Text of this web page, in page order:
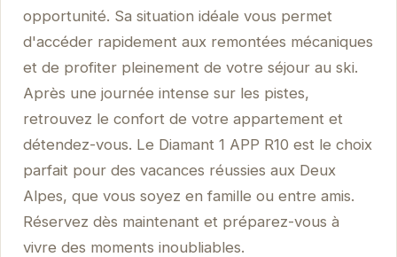
opportunité. Sa situation idéale vous permet
d'accéder rapidement aux remontées mécaniques
et de profiter pleinement de votre séjour au ski.
Après une journée intense sur les pistes,
retrouvez le confort de votre appartement et
détendez-vous. Le Diamant 1 APP R10 est le choix
parfait pour des vacances réussies aux Deux
Alpes, que vous soyez en famille ou entre amis.
Réservez dès maintenant et préparez-vous à
vivre des moments inoubliables.